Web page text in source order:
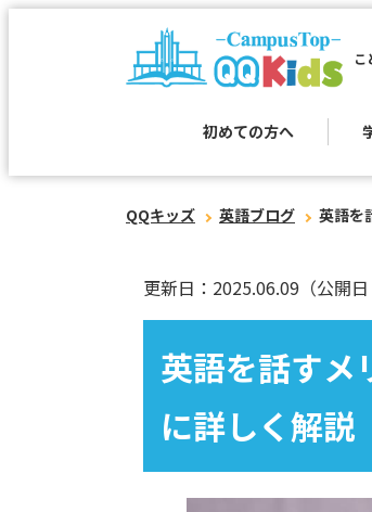
こ
初めての方へ
QQキッズ 英語ブログ 英語を
更新日：2025.06.09 （公開
英語を話すメ
に詳しく解説